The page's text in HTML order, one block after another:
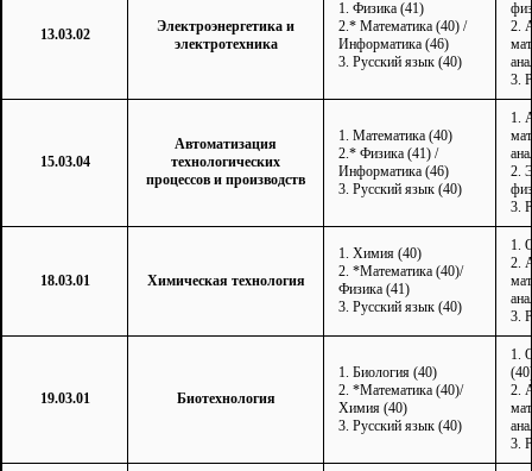
13.03.02
Электроэнергетика и
электротехника
1. Физика (41)
2.* Математика (40) /
Информатика (46)
3. Русский язык (40)
2.
3.
15.03.04
Автоматизация
технологических
процессов и производств
1. Математика (40)
2.* Физика (41) /
Информатика (46)
3. Русский язык (40)
1.
2.
3.
18.03.01 Химическая технология
1. Химия (40)
2. *Математика (40)/
Физика (41)
3. Русский язык (40)
1.
2.
3.
19.03.01 Биотехнология
1. Биология (40)
2. *Математика (40)/
Химия (40)
3. Русский язык (40)
1.
2.
3.